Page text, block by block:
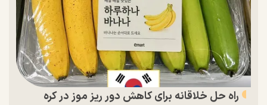
راه حل خلاقانه برای کاهش دور ریز موز در کره